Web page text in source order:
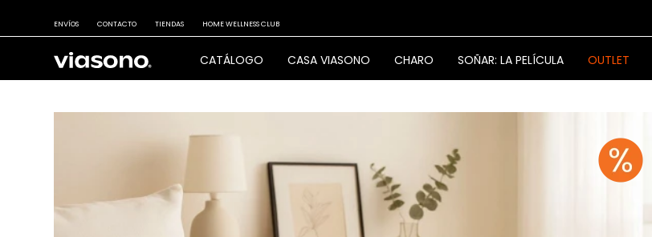
CATÁLOGO CASA VIASONO CHARO SOÑAR: LA PELÍCULA OUTLET
ENVÍOS CONTACTO TIENDAS HOME WELLNESS CLUB